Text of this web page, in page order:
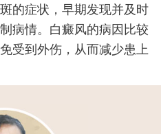
症状，早期发现并及时
病情。白癜风的病因比较
受到外伤，从而减少患上